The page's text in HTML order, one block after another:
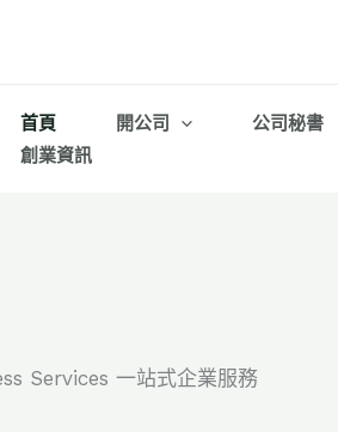
首頁 開公司 公司秘書
創業資訊
Services 一站式企業服務